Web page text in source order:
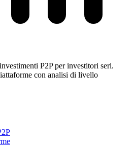
P2P per investitori seri.
con analisi di livello